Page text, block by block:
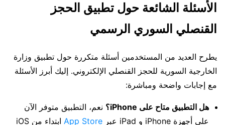
الأسئلة الشائعة حول تطبيق الحجز
القنصلي السوري الرسمي
يطرح العديد من المستخدمين أسئلة متكررة حول تطبيق وزارة
الخارجية السورية للحجز القنصلي الإلكتروني. إليك أبرز الأسئلة
مع إجابات واضحة ومباشرة:
هل التطبيق متاح على iPhone؟
نعم، التطبيق متوفر الآن
على أجهزة iPhone و iPad عبر
App Store ابتداء من iOS